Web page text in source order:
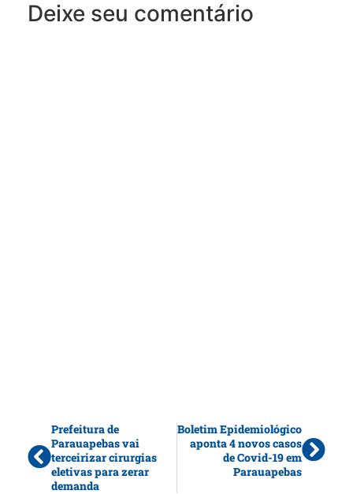
Deixe seu comentário
Prefeitura de
Parauapebas vai
terceirizar cirurgias
eletivas para zerar
demanda
Boletim Epidemiológico
aponta 4 novos casos
de Covid-19 em
Parauapebas